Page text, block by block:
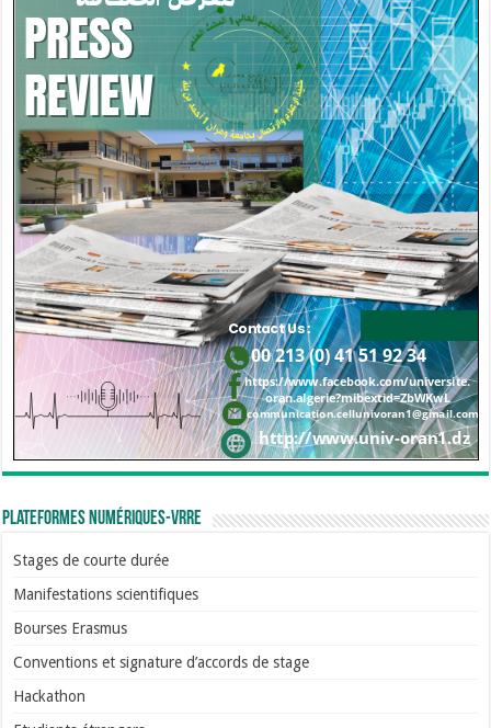
Plateformes numériques-VRRE
Stages de courte durée
Manifestations scientifiques
Bourses Erasmus
Conventions et signature d’accords de stage
Hackathon